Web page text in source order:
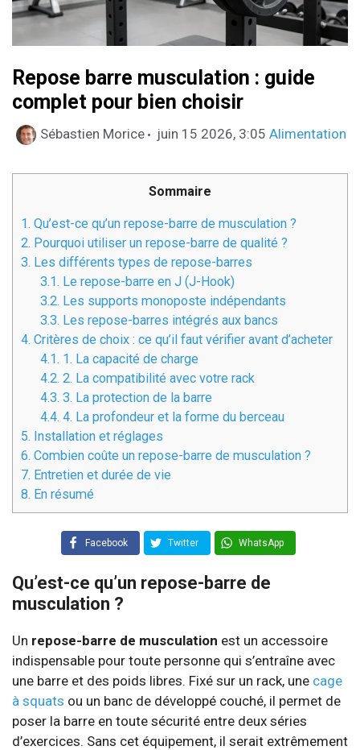
Repose barre musculation : guide
complet pour bien choisir
Sébastien Morice juin 15 2026, 3:05 Catégories
Alimentation
Sommaire
1. Qu’est-ce qu’un repose-barre de musculation ?
2. Pourquoi utiliser un repose-barre de qualité ?
3. Les différents types de repose-barres
3.1. Le repose-barre en J (J-Hook)
3.2. Les supports monoposte indépendants
3.3. Les repose-barres intégrés aux bancs
4. Critères de choix : ce qu’il faut vérifier avant d’acheter
4.1. 1. La capacité de charge
4.2. 2. La compatibilité avec votre rack
4.3. 3. La protection de la barre
4.4. 4. La profondeur et la forme du berceau
5. Installation et réglages
6. Combien coûte un repose-barre de musculation ?
7. Entretien et durée de vie
8. En résumé
Facebook Twitter WhatsApp
Qu’est-ce qu’un repose-barre de
musculation ?
Un repose-barre de musculation est un accessoire
indispensable pour toute personne qui s’entraîne avec
une barre et des poids libres. Fixé sur un rack, une cage
à squats ou un banc de développé couché, il permet de
poser la barre en toute sécurité entre deux séries
d’exercices. Sans cet équipement, il serait extrêmement